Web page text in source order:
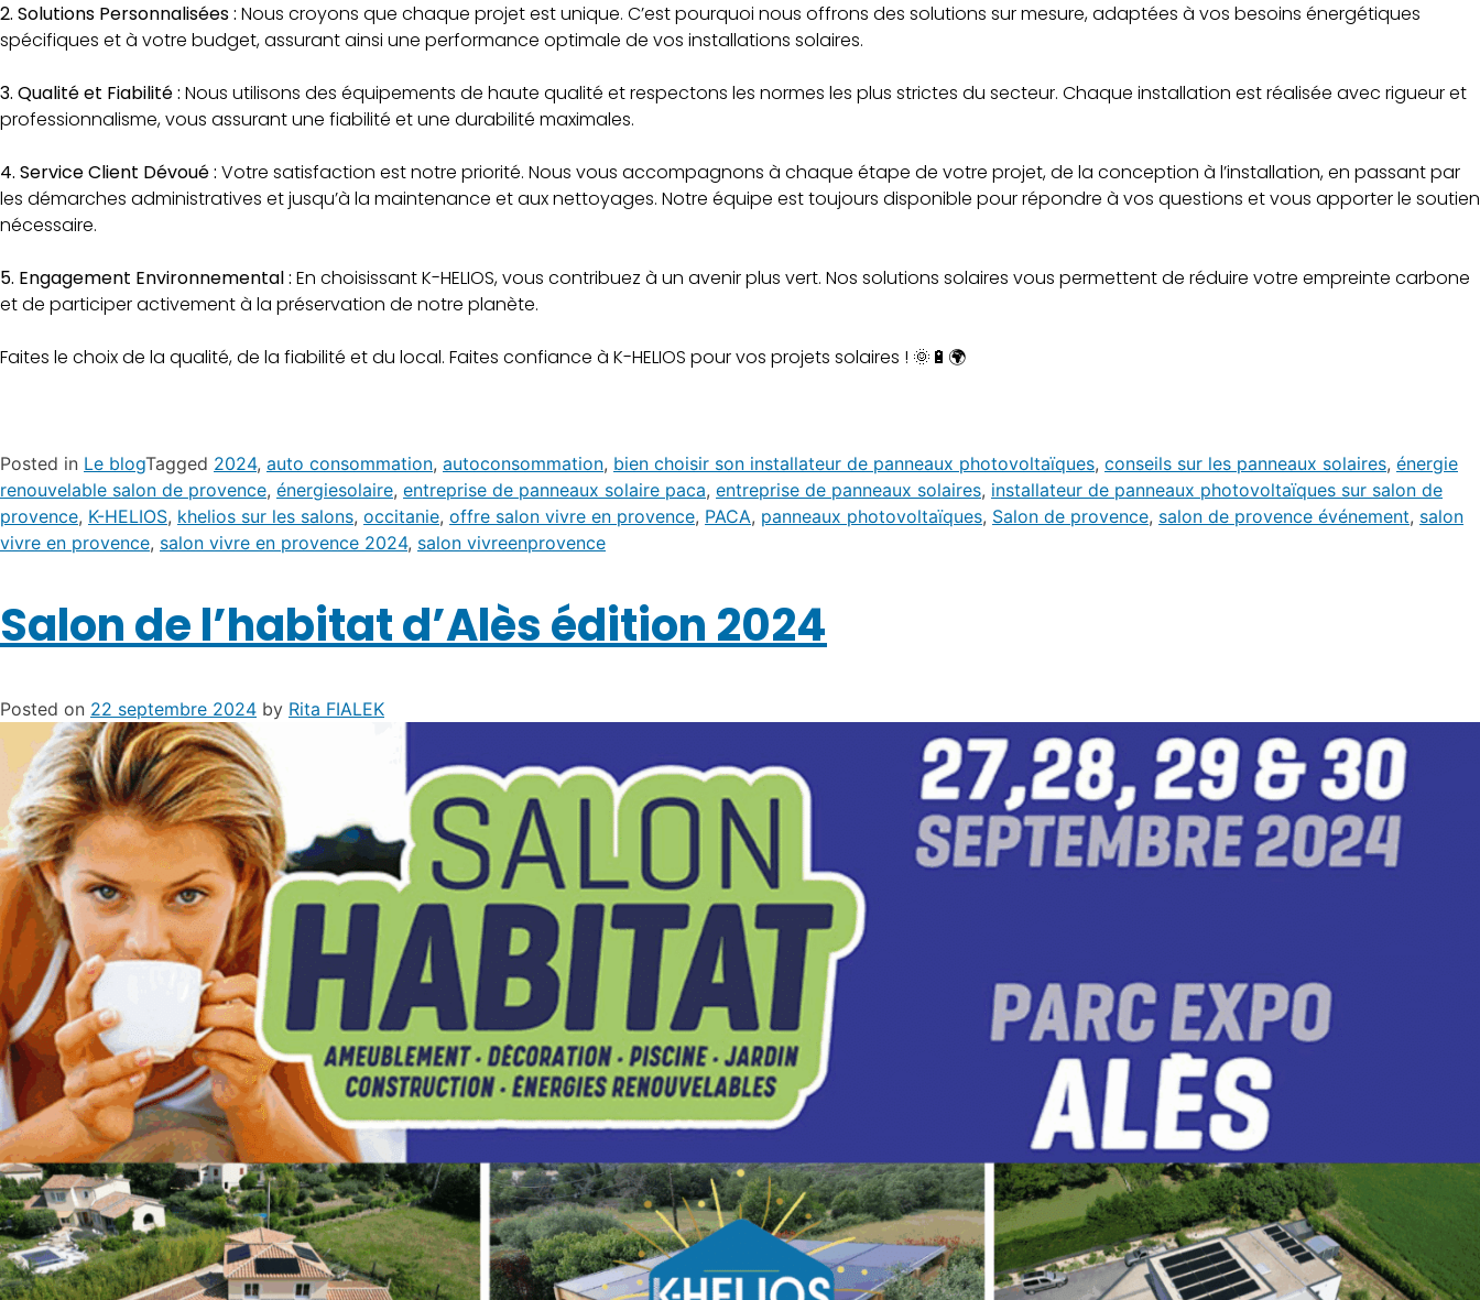
2. Solutions Personnalisées : Nous croyons que chaque projet est unique. C’est pourquoi nous offrons des solutions sur mesure, adaptées à vos besoins énergétiques
spécifiques et à votre budget, assurant ainsi une performance optimale de vos installations solaires.
3. Qualité et Fiabilité : Nous utilisons des équipements de haute qualité et respectons les normes les plus strictes du secteur. Chaque installation est réalisée avec rigueur et
professionnalisme, vous assurant une fiabilité et une durabilité maximales.
4. Service Client Dévoué : Votre satisfaction est notre priorité. Nous vous accompagnons à chaque étape de votre projet, de la conception à l’installation, en passant par
les démarches administratives et jusqu’à la maintenance et aux nettoyages. Notre équipe est toujours disponible pour répondre à vos questions et vous apporter le soutien
nécessaire.
5. Engagement Environnemental : En choisissant K-HELIOS, vous contribuez à un avenir plus vert. Nos solutions solaires vous permettent de réduire votre empreinte carbone
et de participer activement à la préservation de notre planète.
Faites le choix de la qualité, de la fiabilité et du local. Faites confiance à K-HELIOS pour vos projets solaires ! 🌞🔋🌍
Posted in Le blogTagged 2024, auto consommation, autoconsommation, bien choisir son installateur de panneaux photovoltaïques, conseils sur les panneaux solaires, énergie
renouvelable salon de provence, énergiesolaire, entreprise de panneaux solaire paca, entreprise de panneaux solaires, installateur de panneaux photovoltaïques sur salon de
provence, K-HELIOS, khelios sur les salons, occitanie, offre salon vivre en provence, PACA, panneaux photovoltaïques, Salon de provence, salon de provence événement, salon
vivre en provence, salon vivre en provence 2024, salon vivreenprovence
Salon de l’habitat d’Alès édition 2024
Posted on 22 septembre 2024 by Rita FIALEK